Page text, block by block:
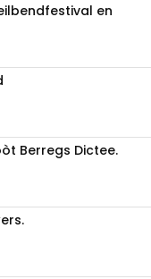
en
Berregs Dictee.